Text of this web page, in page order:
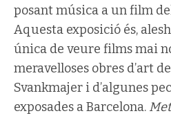
posant música a un film
Aquesta exposició és,
única de veure films mai
meravelloses obres d’art
Svankmajer i d’algunes
exposades a Barcelona.